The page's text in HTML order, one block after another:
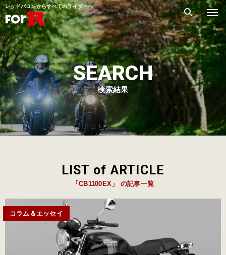
レッドバロンからすべてのライダーへ
SEARCH
検索結果
LIST of ARTICLE
「CB1100EX」 の記事一覧
コラム＆エッセイ